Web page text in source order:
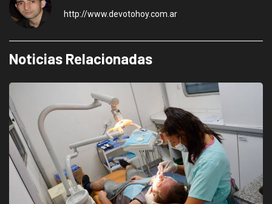
http://www.devotohoy.com.ar
Noticias Relacionadas